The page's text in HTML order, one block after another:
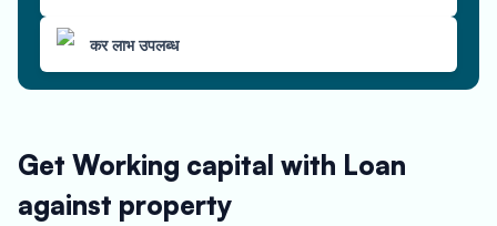
कर लाभ उपलब्ध
Get Working capital with Loan
against property